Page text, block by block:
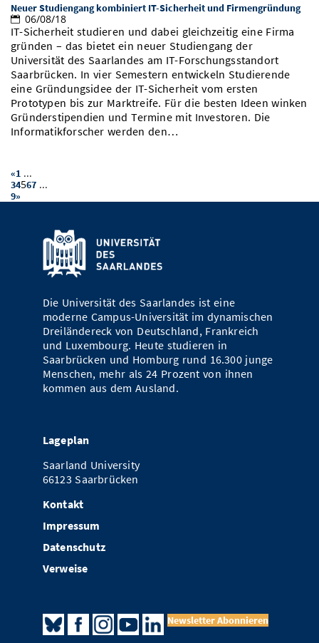
Neuer Studiengang kombiniert IT-Sicherheit und Firmengründung
06/08/18
IT-Sicherheit studieren und dabei gleichzeitig eine Firma
gründen – das bietet ein neuer Studiengang der
Universität des Saarlandes am IT-Forschungsstandort
Saarbrücken. In vier Semestern entwickeln Studierende
eine Gründungsidee der IT-Sicherheit vom ersten
Prototypen bis zur Marktreife. Für die besten Ideen winken
Gründerstipendien und Termine mit Investoren. Die
Informatikforscher werden den…
«1 ...
34567 ...
9»
Die Universität des Saarlandes ist eine
moderne Campus-Universität im dynamischen
Dreiländereck von Deutschland, Frankreich
und Luxembourg. Heute studieren in
Saarbrücken und Homburg rund 16.300 junge
Menschen, mehr als 24 Prozent von ihnen
kommen aus dem Ausland.
Lageplan
Saarland University
66123 Saarbrücken
Kontakt
Impressum
Datenschutz
Verweise
Newsletter Abonnieren